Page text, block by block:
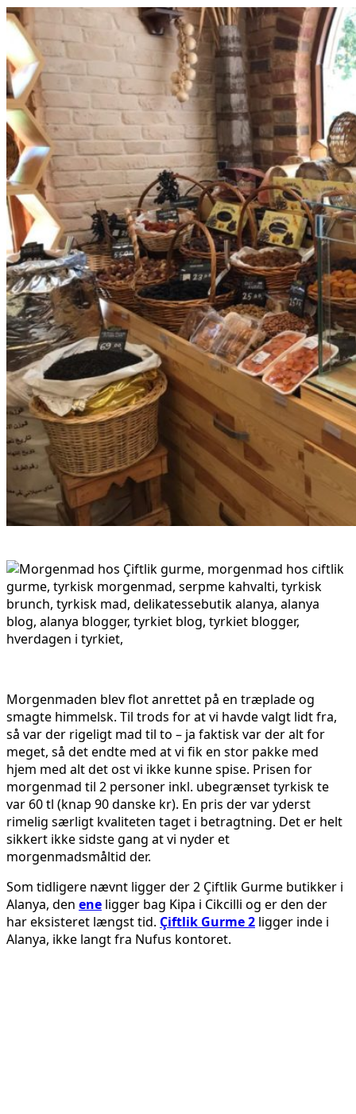
Morgenmaden blev flot anrettet på en træplade og
smagte himmelsk. Til trods for at vi havde valgt lidt fra,
så var der rigeligt mad til to – ja faktisk var der alt for
meget, så det endte med at vi fik en stor pakke med
hjem med alt det ost vi ikke kunne spise. Prisen for
morgenmad til 2 personer inkl. ubegrænset tyrkisk te
var 60 tl (knap 90 danske kr). En pris der var yderst
rimelig særligt kvaliteten taget i betragtning. Det er helt
sikkert ikke sidste gang at vi nyder et
morgenmadsmåltid der.
Som tidligere nævnt ligger der 2 Çiftlik Gurme butikker i
Alanya, den ene ligger bag Kipa i Cikcilli og er den der
har eksisteret længst tid. Çiftlik Gurme 2 ligger inde i
Alanya, ikke langt fra Nufus kontoret.